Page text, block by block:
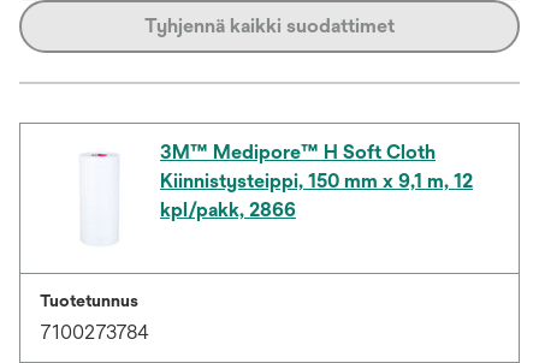
Tyhjennä kaikki suodattimet
3M™ Medipore™ H Soft Cloth
Kiinnistysteippi, 150 mm x 9,1 m, 12
kpl/pakk, 2866
Tuotetunnus
7100273784